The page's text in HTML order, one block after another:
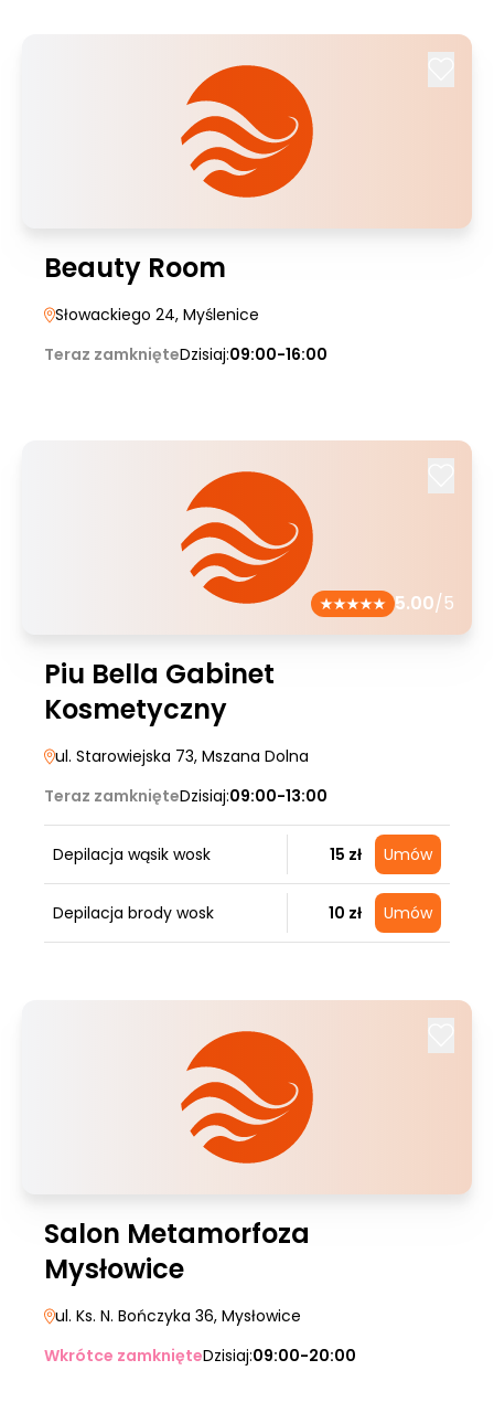
Beauty Room
Słowackiego 24, Myślenice
Teraz zamknięteDzisiaj:09:00-16:00
5.00/5
Piu Bella Gabinet
Kosmetyczny
ul. Starowiejska 73, Mszana Dolna
Teraz zamknięteDzisiaj:09:00-13:00
Depilacja wąsik wosk 15 zł Umów
Depilacja brody wosk 10 zł Umów
Salon Metamorfoza
Mysłowice
ul. Ks. N. Bończyka 36, Mysłowice
Wkrótce zamknięteDzisiaj:09:00-20:00